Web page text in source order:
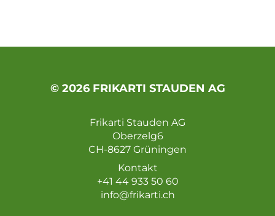
© 2026 FRIKARTI STAUDEN AG
Frikarti Stauden AG
Oberzelg6
CH-8627 Grüningen
Kontakt
+41 44 933 50 60
info@frikarti.ch